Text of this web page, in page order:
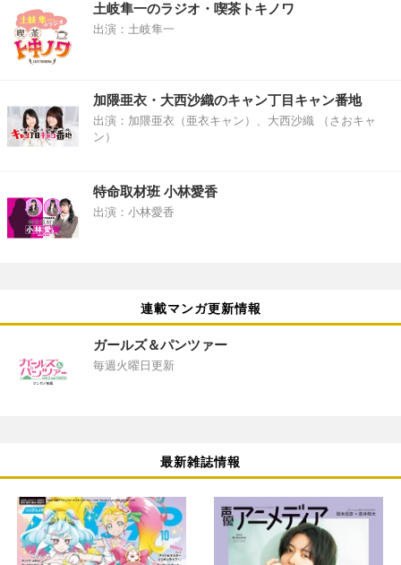
土岐隼一のラジオ・喫茶トキノワ
出演：土岐隼一
加隈亜衣・大西沙織のキャン丁目キャン番地
出演：加隈亜衣（亜衣キャン）、大西沙織 （さおキャ
ン）
特命取材班 小林愛香
出演：小林愛香
連載マンガ更新情報
ガールズ＆パンツァー
毎週火曜日更新
最新雑誌情報